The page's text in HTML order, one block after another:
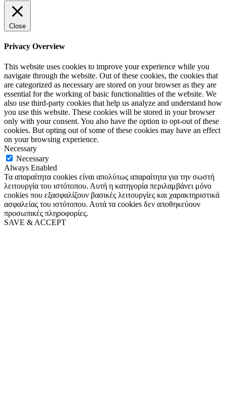
Close
Privacy Overview
This website uses cookies to improve your experience while you
navigate through the website. Out of these cookies, the cookies that
are categorized as necessary are stored on your browser as they are
essential for the working of basic functionalities of the website. We
also use third-party cookies that help us analyze and understand how
you use this website. These cookies will be stored in your browser
only with your consent. You also have the option to opt-out of these
cookies. But opting out of some of these cookies may have an effect
on your browsing experience.
Necessary
Necessary
Always Enabled
Τα απαραίτητα cookies είναι απολύτως απαραίτητα για την σωστή
λειτουργία του ιστότοπου. Αυτή η κατηγορία περιλαμβάνει μόνο
cookies που εξασφαλίζουν βασικές λειτουργίες και χαρακτηριστικά
ασφαλείας του ιστότοπου. Αυτά τα cookies δεν αποθηκεύουν
προσωπικές πληροφορίες.
SAVE & ACCEPT